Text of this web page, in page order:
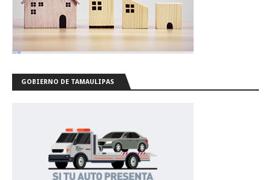
GOBIERNO DE TAMAULIPAS